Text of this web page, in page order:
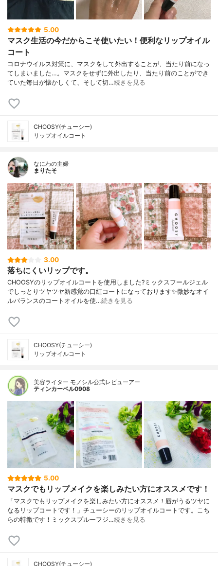
5.00
マスク生活の今だからこそ使いたい！便利なリップオイル
コート
コロナウイルス対策に、マスクをして外出することが、当たり前になっ
てしまいました…。マスクをせずに外出したり、当たり前のことができ
ていた毎日が懐かしくて、そして切…続きを見る
CHOOSY(チューシー)
リップオイルコート
なにわの主婦
まりたそ
3.00
落ちにくいリップです。
CHOOSYのリップオイルコートを使用しました?ミックスフールジェル
でしっとりツヤツヤ新感覚の口紅コートになっております✨微妙なオイ
ルバランスのコートオイルを使…続きを見る
CHOOSY(チューシー)
リップオイルコート
美容ライター モノシル公式レビューアー
ティンカーベル0908
5.00
マスクでもリップメイクを楽しみたい方にオススメです！
「マスクでもリップメイクを楽しみたい方にオススメ！唇がうるツヤに
なるリップコートです！」チューシーのリップオイルコートです。こち
らの特徴です！ミックスプルーフジ…続きを見る
CHOOSY(チューシー)